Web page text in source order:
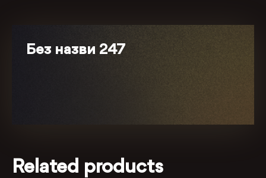
Без назви 247
Related products